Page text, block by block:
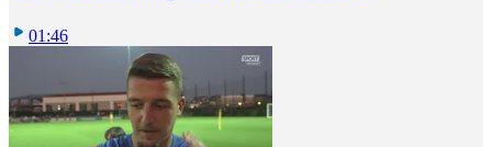
01:46